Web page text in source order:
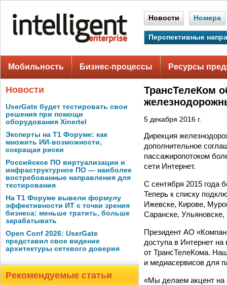
Новости Номера
Перспективные
Мобильность Бизнес-процессы Ресурсы
Новости
UserGate будет тестировать свои
решения при помощи
оборудования Xinertel
Эксперты на Т1 Форуме: как
множить ИИ-возможности,
сокращая риски
Российское ПО виртуализации и
инфраструктурное ПО — наиболее
востребованные направления для
тестирования
На Т1 Форуме вывели формулу
эффективности ИТ с точки зрения
бизнеса: меньше тратить, больше
зарабатывать
Open Conf 2026: UserGate
представил свое видение
архитектуры сетевого доверия
Рекомендуемые статьи
ТрансТелеКом
5 декабря 2016 г.
Дирекция
дополнительное
пассажиропотоком
сети Интернет.
С сентября 2015 года
Теперь к списку
Ижевске, Кирове,
Саранске,
Президент АО
доступа в Интернет
от ТрансТелеКома.
и медиасервисов для
«Мы делаем акцент на